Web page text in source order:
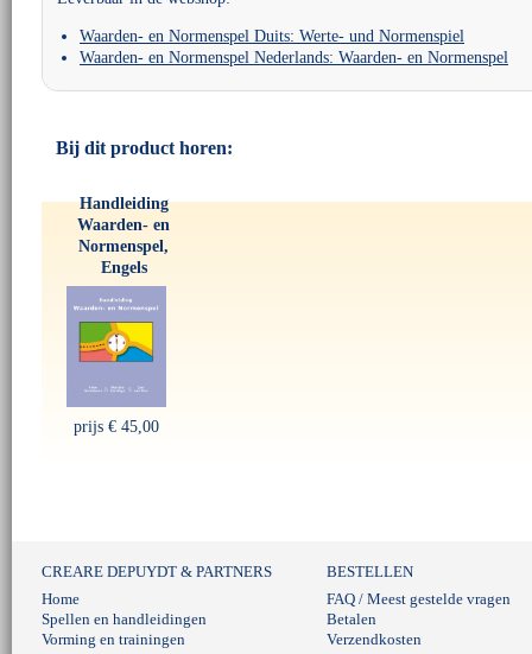
Waarden- en Normenspel Duits: Werte- und Normenspiel
Waarden- en Normenspel Nederlands: Waarden- en Normenspel
Bij dit product horen:
Handleiding
Waarden- en
Normenspel,
Engels
prijs € 45,00
CREARE DEPUYDT & PARTNERS
Home
Spellen en handleidingen
Vorming en trainingen
BESTELLEN
FAQ / Meest gestelde vragen
Betalen
Verzendkosten